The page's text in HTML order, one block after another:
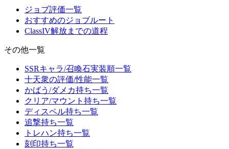
ジョブ評価一覧
おすすめのジョブルート
ClassIV解放までの道程
その他一覧
SSRキャラ/召喚石実装順一覧
十天衆の評価/性能一覧
かばう/ダメカ持ち一覧
クリア/マウント持ち一覧
ディスペル持ち一覧
追撃持ち一覧
トレハン持ち一覧
刻印持ち一覧